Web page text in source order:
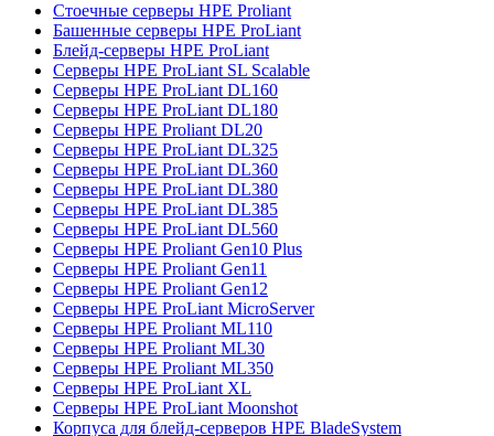
Стоечные серверы HPE Proliant
Башенные серверы HPE ProLiant
Блейд-серверы HPE ProLiant
Серверы HPE ProLiant SL Scalable
Серверы HPE ProLiant DL160
Серверы HPE ProLiant DL180
Серверы HPE Proliant DL20
Серверы HPE ProLiant DL325
Серверы HPE ProLiant DL360
Серверы HPE ProLiant DL380
Серверы HPE ProLiant DL385
Серверы HPE ProLiant DL560
Серверы HPE Proliant Gen10 Plus
Серверы HPE Proliant Gen11
Серверы HPE Proliant Gen12
Серверы HPE ProLiant MicroServer
Серверы HPE Proliant ML110
Серверы HPE Proliant ML30
Серверы HPE Proliant ML350
Серверы HPE ProLiant XL
Серверы HPE ProLiant Moonshot
Корпуса для блейд-серверов HPE BladeSystem